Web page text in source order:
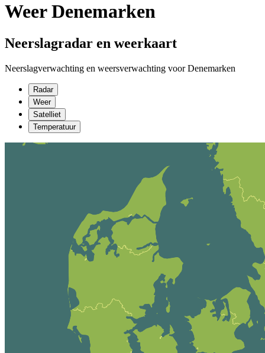
Weer Denemarken
Neerslagradar en weerkaart
Neerslagverwachting en weersverwachting voor Denemarken
Radar
Weer
Satelliet
Temperatuur